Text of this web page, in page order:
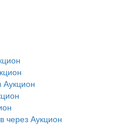
Аукцион
через Аукцион